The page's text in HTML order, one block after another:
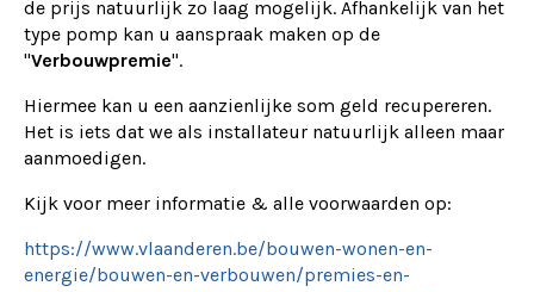
de prijs natuurlijk zo laag mogelijk. Afhankelijk van het
type pomp kan u aanspraak maken op de
"Verbouwpremie".
Hiermee kan u een aanzienlijke som geld recupereren.
Het is iets dat we als installateur natuurlijk alleen maar
aanmoedigen.
Kijk voor meer informatie & alle voorwaarden op:
https://www.vlaanderen.be/bouwen-wonen-en-
energie/bouwen-en-verbouwen/premies-en-